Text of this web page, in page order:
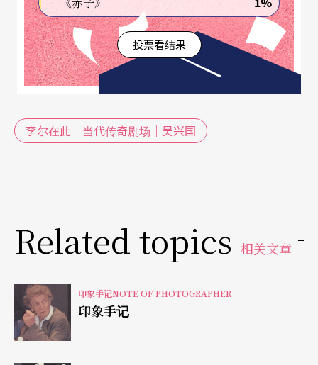
投票看结果
李尔在此｜当代传奇剧场｜吴兴国
Related topics 相关文章
印象手记NOTE OF PHOTOGRAPHER
印象手记